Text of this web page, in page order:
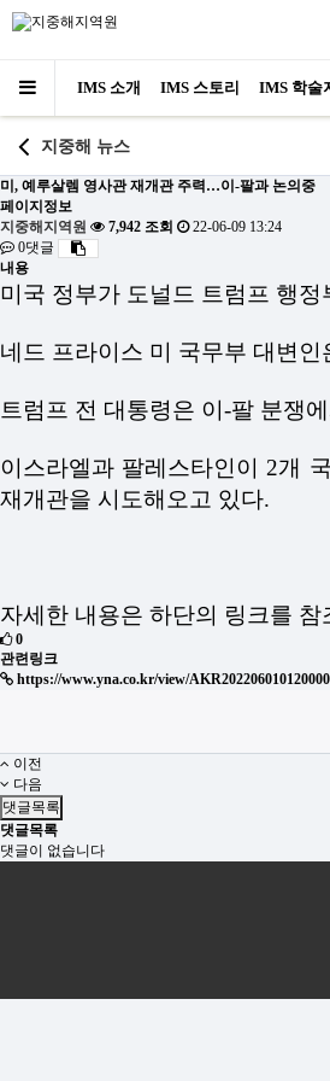
IMS 소개 IMS 스토리 IMS 학술
지중해 뉴스
미, 예루살렘 영사관 재개관 주력…이-팔과 논의중
페이지정보
지중해지역원
7,942 조회
22-06-09 13:24
0댓글
내용
미국 정부가 도널드 트럼프 행
네드 프라이스 미 국무부 대변
트럼프 전 대통령은 이 -팔 분쟁
이스라엘과 팔레스타인이2개
재개관을 시도해오고 있다.
자세한 내용은 하단의 링크를 참
0
관련링크
https://www.yna.co.kr/view/
이전
다음
댓글목록
댓글목록
댓글이 없습니다